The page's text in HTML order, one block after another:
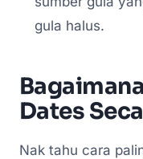
gula halus.
Dates
Nak tahu cara